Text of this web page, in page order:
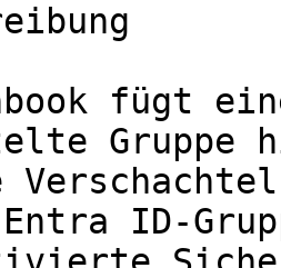
fügt
Gruppe
ID-